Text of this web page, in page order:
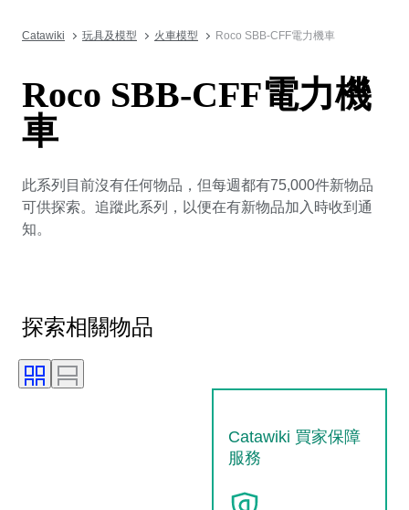
Catawiki 玩具及模型 火車模型 Roco SBB-CFF電力機車
Roco SBB-CFF電力機
車
此系列目前沒有任何物品，但每週都有75,000件新物品
可供探索。追蹤此系列，以便在有新物品加入時收到通
知。
探索相關物品
Catawiki 買家保障
服務